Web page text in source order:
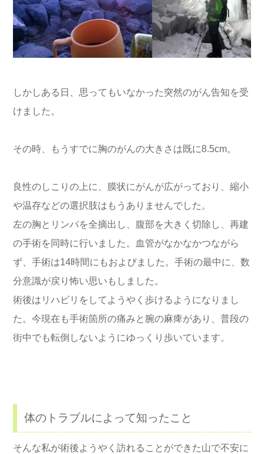
しかしある日、思ってもいなかった突然のがん告知を受
けました。
その時、もうすでに胸のがんの大きさは既に8.5cm。
良性のしこりの上に、膜状にがんが広がっており、縮小
や温存などの選択肢はもうありませんでした。
左の胸とリンパを全摘出し、腹部を大きく切除し、再建
の手術を同時に行いました。血管がなかなかつながら
ず、手術は14時間にもおよびました。手術の最中に、数
分意識が戻り怖い思いもしました。
術後はリハビリをしてようやく歩けるようになりまし
た。今現在も手術箇所の痛みと腕の麻痺があり、普段の
街中でも転倒しないようにゆっくり歩いています。
体のトラブルによって知ったこと
そんな私が術後ようやく訪れることができた山で不安に